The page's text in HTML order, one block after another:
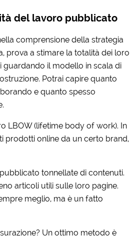
del lavoro pubblicato
comprensione della strategia
prova a stimare la totalità dei loro
guardando il modello in scala di
Potrai capire quanto
e quanto spesso
LBOW (lifetime body of work). In
prodotti online da un certo brand,
tonnellate di contenuti.
articoli utili sulle loro pagine.
meglio, ma è un fatto
Un ottimo metodo è